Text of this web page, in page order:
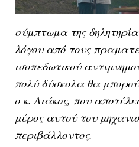
σύμπτωμα της
λόγου από τους
ισοπεδωτικού
πολύ δύσκολα θα
ο κ. Λιάκος, που
μέρος αυτού του
περιβάλλοντος.